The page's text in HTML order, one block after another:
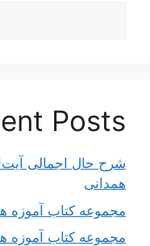
Posts
شرح حال اجمالی
همدانی
مجموعه کتاب آموزه
مجموعه کتاب آموزه